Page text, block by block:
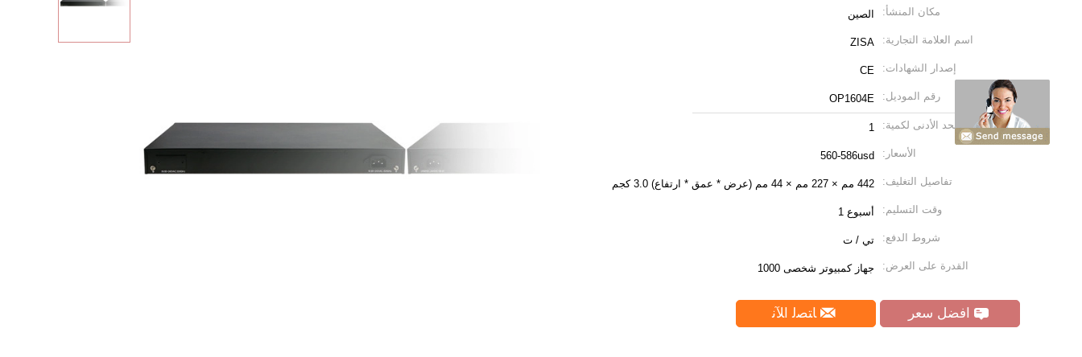
مكان المنشأ: الصين
اسم العلامة التجارية: ZISA
إصدار الشهادات: CE
رقم الموديل: OP1604E
الحد الأدنى لكمية: 1
الأسعار: 560-586usd
تفاصيل التغليف: 442 مم × 227 مم × 44 مم (عرض * عمق * ارتفاع) 3.0 كجم
وقت التسليم: أسبوع 1
شروط الدفع: تي / ت
القدرة على العرض: جهاز كمبيوتر شخصى 1000
افضل سعر ﺎﺘﺼﻟ ﺍﻶﻧ